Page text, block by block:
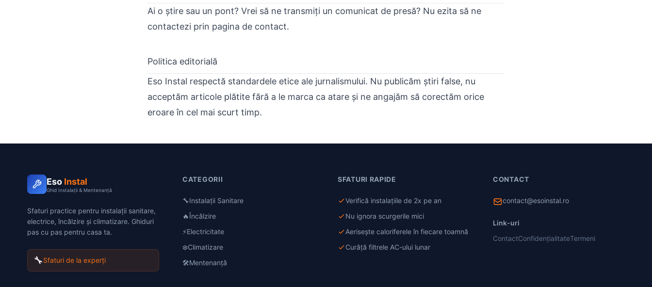
Ai o știre sau un pont? Vrei să ne transmiți un comunicat de presă? Nu ezita să ne
contactezi prin pagina de contact.
Politica editorială
Eso Instal respectă standardele etice ale jurnalismului. Nu publicăm știri false, nu
acceptăm articole plătite fără a le marca ca atare și ne angajăm să corectăm orice
eroare în cel mai scurt timp.
Eso Instal
Ghid Instalații & Mentenanță
Sfaturi practice pentru instalații sanitare,
electrice, încălzire și climatizare. Ghiduri
pas cu pas pentru casa ta.
🔧Sfaturi de la experți
CATEGORII
🔧Instalații Sanitare
🔥Încălzire
⚡Electricitate
❄️Climatizare
🛠️Mentenanță
SFATURI RAPIDE
Verifică instalațiile de 2x pe an
Nu ignora scurgerile mici
Aerisește caloriferele în fiecare toamnă
Curăță filtrele AC-ului lunar
CONTACT
contact@esoinstal.ro
Link-uri
ContactConfidențialitateTermeni